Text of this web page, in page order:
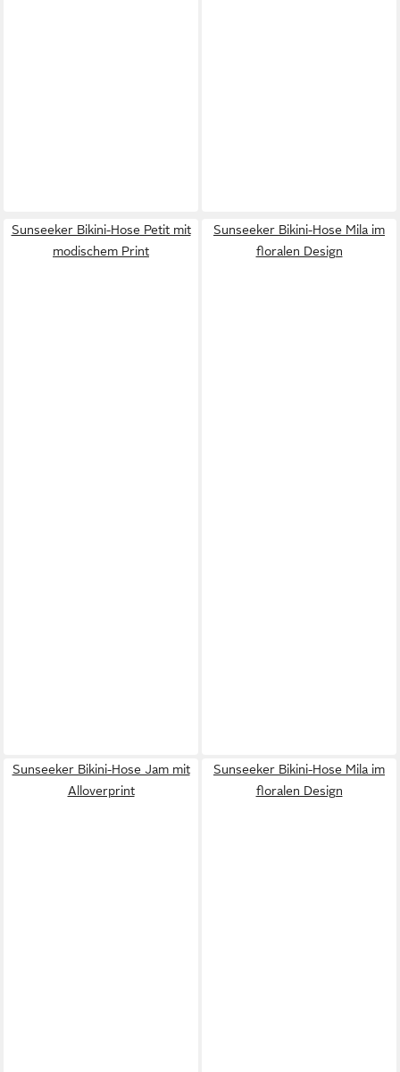
Sunseeker Bikini-Hose Petit mit
modischem Print
Sunseeker Bikini-Hose Mila im
floralen Design
Sunseeker Bikini-Hose Jam mit
Alloverprint
Sunseeker Bikini-Hose Mila im
floralen Design